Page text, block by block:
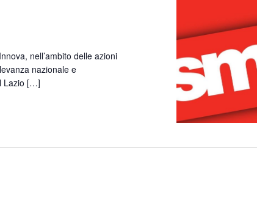
nell’ambito delle azioni
nazionale e
Lazio […]